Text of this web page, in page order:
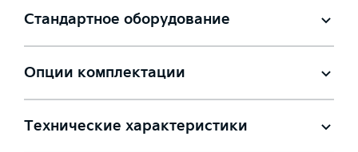
Стандартное оборудование
Опции комплектации
Технические характеристики